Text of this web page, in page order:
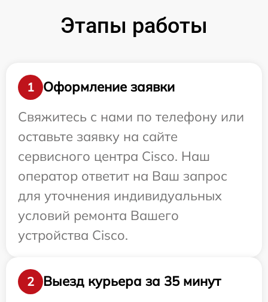
Этапы работы
1
Оформление заявки
Свяжитесь с нами по телефону или
оставьте заявку на сайте
сервисного центра Cisco. Наш
оператор ответит на Ваш запрос
для уточнения индивидуальных
условий ремонта Вашего
устройства Cisco.
2 Выезд курьера за 35 минут